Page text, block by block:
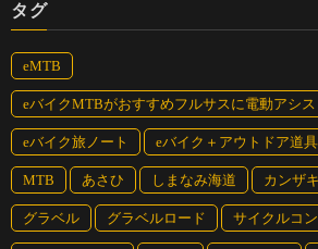
タグ
eMTB
eバイクMTBがおすすめフルサスに電動アシ
eバイク旅ノート eバイク＋アウトドア道具
MTB あさひ しまなみ海道 カンザキ
グラベル グラベルロード サイクルコ